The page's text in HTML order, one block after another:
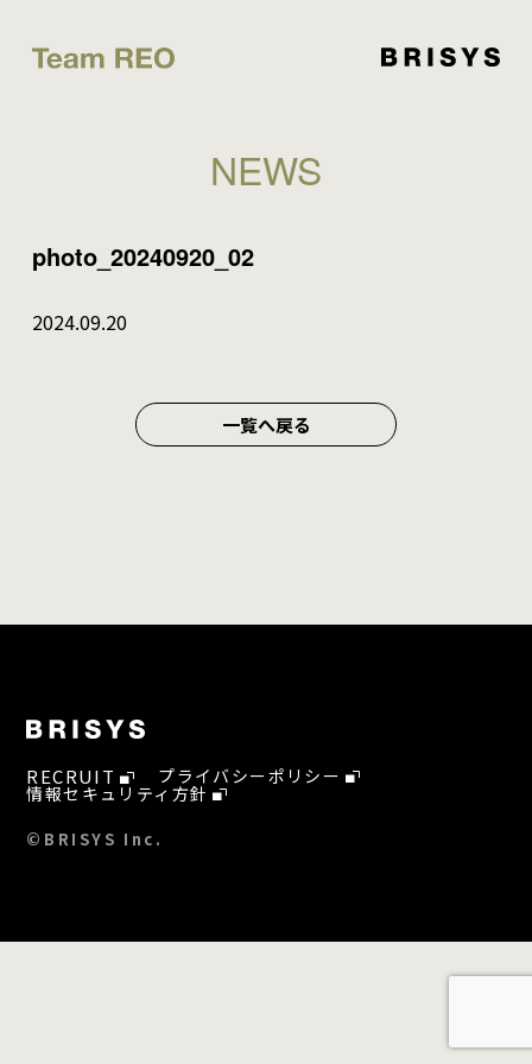
NEWS
photo_20240920_02
2024.09.20
一覧へ戻る
RECRUIT プライバシーポリシー
情報セキュリティ方針
©BRISYS Inc.